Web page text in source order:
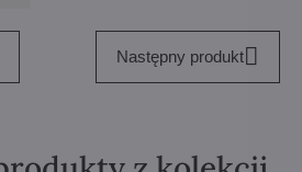
Następny produkt